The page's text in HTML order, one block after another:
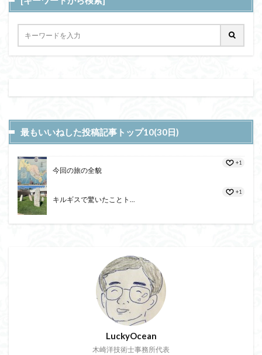
最もいいねした投稿記事トップ10(30日)
今回の旅の全貌
+1
キルギスで驚いたことト...
+1
LuckyOcean
木崎洋技術士事務所代表